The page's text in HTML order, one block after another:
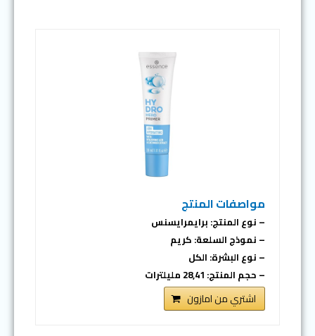
مواصفات المنتج
– نوع المنتج: برايمرايسنس
– نموذج السلعة: كريم
– نوع البشرة: الكل
– حجم المنتج: 28,41 مليلترات
اشتري من امازون